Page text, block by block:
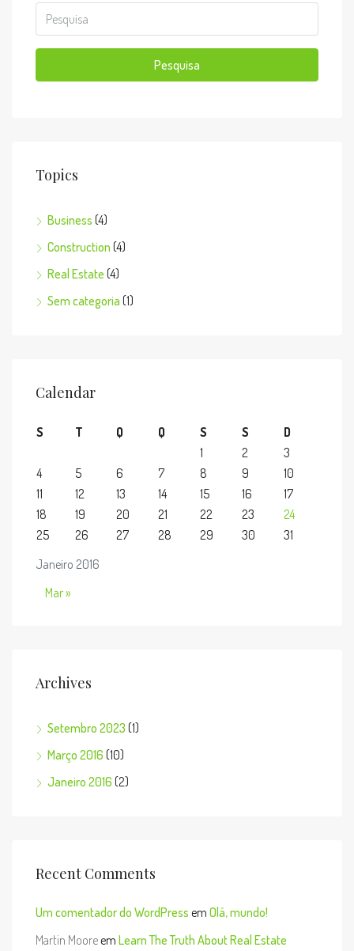
Pesquisa
Topics
Business (4)
Construction (4)
Real Estate (4)
Sem categoria (1)
Calendar
Janeiro 2016
S T Q Q S S
D
1
2
3
4
5 6 7 8 9
10
11
12 13 14 15 16
17
18
19 20 21 22 23
24
25
26 27 28 29 30 31
Mar »
Archives
Setembro 2023 (1)
Março 2016 (10)
Janeiro 2016 (2)
Recent Comments
Um comentador do WordPress em Olá, mundo!
Martin Mooreem Learn The Truth About Real Estate